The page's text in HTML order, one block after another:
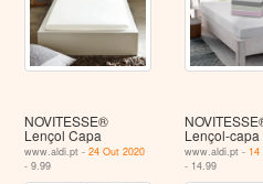
NOVITESSE®
Lençol Capa
www.aldi.pt -24 Out 2020
- 9.99
Lençol-capa
www.aldi.pt - 14
- 14.99